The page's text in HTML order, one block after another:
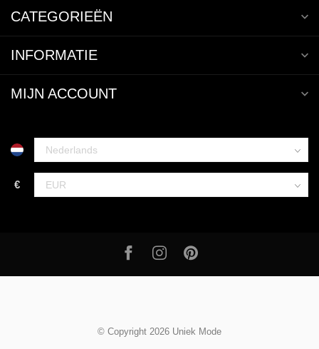
CATEGORIEËN
INFORMATIE
MIJN ACCOUNT
€
© Copyright 2026 Uniek Mode